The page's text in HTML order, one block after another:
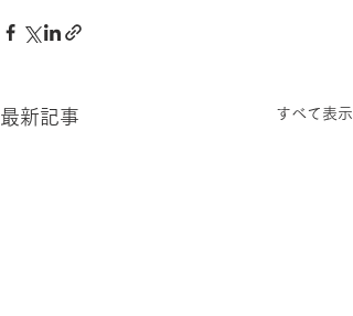
最新記事 すべて表示